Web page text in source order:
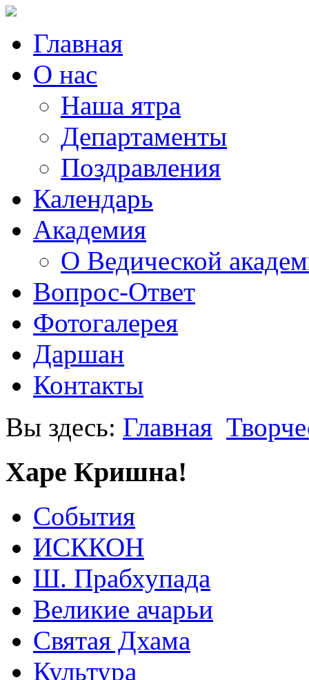
Главная
О нас
Наша ятра
Департаменты
Поздравления
Календарь
Академия
О Ведической
Вопрос-Ответ
Фотогалерея
Даршан
Контакты
Вы здесь: Главная
Харе Кришна!
События
ИСККОН
Ш. Прабхупада
Великие ачарьи
Святая Дхама
Культура